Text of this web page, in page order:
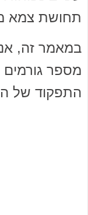
תחושת צמא
במאמר זה,
מספר
התפקוד של